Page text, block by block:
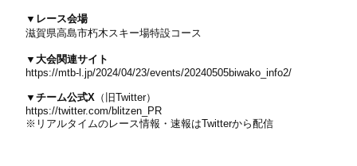
▼レース会場
滋賀県高島市朽木スキー場特設コース
▼大会関連サイト
https://mtb-l.jp/2024/04/23/events/20240505biwako_info2/
▼チーム公式X （旧Twitter）
https://twitter.com/blitzen_PR
※リアルタイムのレース情報・速報はTwitterから配信